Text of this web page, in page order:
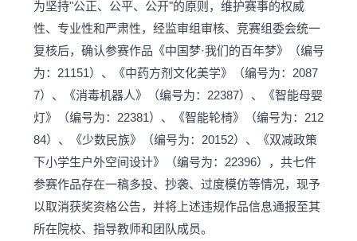
为坚持"公正、公平、公开"的原则，维护赛事的权威
性、专业性和严肃性，经监审组审核、竞赛组委会统一
复核后，确认参赛作品《中国梦·我们的百年梦》（编号
为：21151）、《中药方剂文化美学》（编号为：2087
7）、《消毒机器人》（编号为：22387）、《智能母婴
灯》（编号为：22381）、《智能轮椅》（编号为：212
84）、《少数民族》（编号为：20152）、《双减政策
下小学生户外空间设计》（编号为：22396），共七件
参赛作品存在一稿多投、抄袭、过度模仿等情况，现予
以取消获奖资格公告，并将上述违规作品信息通报至其
所在院校、指导教师和团队成员。